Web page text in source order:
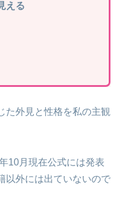
える
た外見と性格を私の主観
10月現在公式には発表
以外には出ていないので